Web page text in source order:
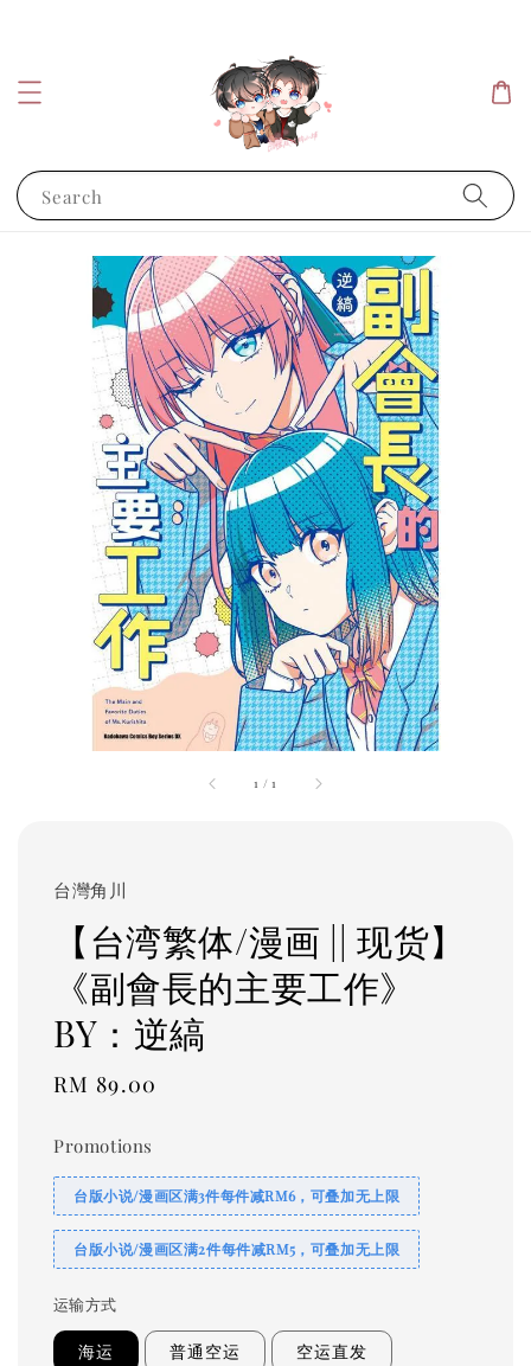
Search
1 /1
台灣角川
【台湾繁体/漫画 || 现货】
《副會長的主要工作》
BY：逆縞
Regular
RM 89.00
Promotions
台版小说/漫画区满3件每件减RM6，可叠加无上限
台版小说/漫画区满2件每件减RM5，可叠加无上限
运输方式
海运 普通空运 空运直发